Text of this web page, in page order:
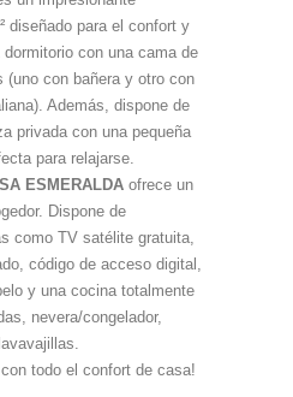
diseñado para el confort y
con una cama de
(uno con bañera y otro con
Además, dispone de
privada con una pequeña
para relajarse.
ESMERALDA ofrece un
Dispone de
como TV satélite gratuita,
código de acceso digital,
y una cocina totalmente
nevera/congelador,
todo el confort de casa!